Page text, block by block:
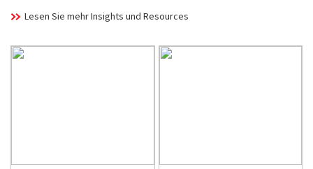
Lesen Sie mehr Insights und Resources